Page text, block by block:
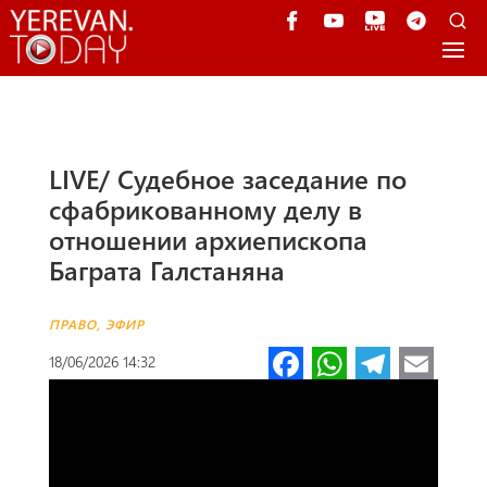
LIVE/ Судебное заседание по
сфабрикованному делу в
отношении архиепископа
Баграта Галстаняна
ПРАВО, ЭФИР
18/06/2026 14:32 Fa W Te